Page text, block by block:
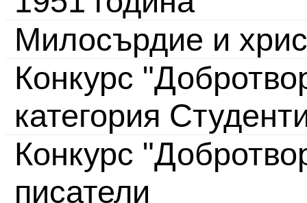
Милосърдие и
Конкурс
категория
Конкурс
писатели